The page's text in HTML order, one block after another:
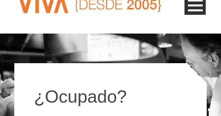
¿Ocupado?